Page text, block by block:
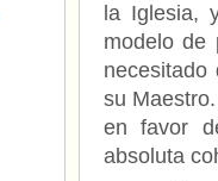
la Iglesia,
modelo de
su
en favor
absoluta